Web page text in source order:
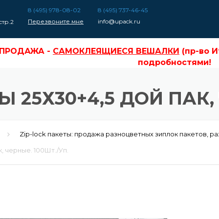
8 (495) 978-08-02
Перезвоните мне
8 (495) 737-46-45
info@upack.ru
- САМОКЛЕЯЩИЕСЯ ВЕШАЛКИ (пр-во
подробностями!
- САМОКЛЕЯЩИЕСЯ ВЕШАЛКИ(пр-во Италия),
25Х30+4,5 ДОЙ
Zip-lock пакеты: продажа разноцветных зиплок пакетов,
черные. 100Шт./Уп.